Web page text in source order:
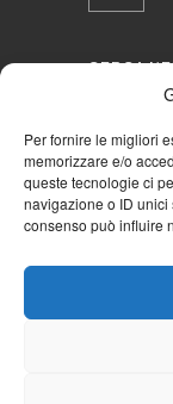
Per fornire le migliori
memorizzare e/o
queste tecnologie ci
navigazione o ID unici
consenso può influire
CERCA
NAVIGA
Mappa
Mappa
Cookie
Iscriviti